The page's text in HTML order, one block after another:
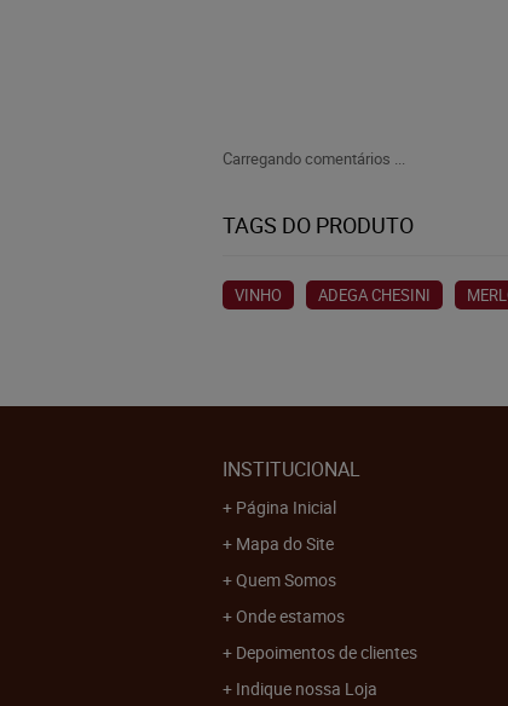
Carregando comentários ...
TAGS DO PRODUTO
VINHO ADEGA CHESINI
INSTITUCIONAL
Página Inicial
Mapa do Site
Quem Somos
Onde estamos
Depoimentos de clientes
Indique nossa Loja